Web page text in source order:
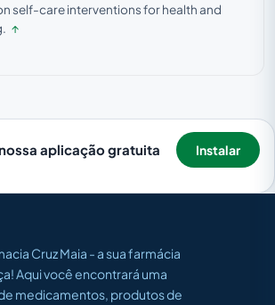
self-care interventions for health and
↑
aplicação gratuita Instalar
Cruz Maia - a sua farmácia
Aqui você encontrará uma
medicamentos, produtos de